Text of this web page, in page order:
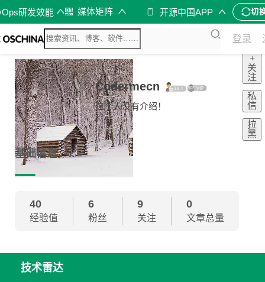
研发效能 媒体矩阵 开源中国APP 切
登录
Codermecn
这个人没有介绍！
+
关
注
私
信
拉
黑
基础信息
40
经验值
6
粉丝
9
关注
0
文章总量
技术雷达